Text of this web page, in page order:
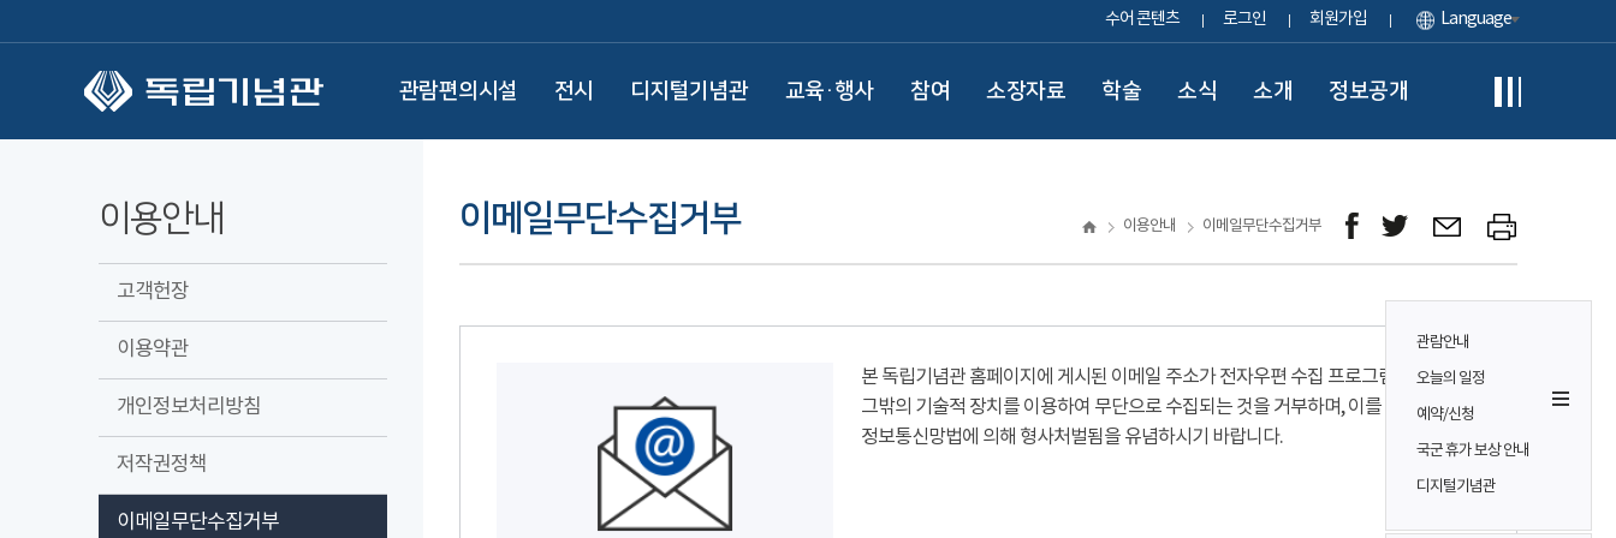
수어 콘텐츠 로그인 회원가입 Language
관람편의시설 전시 디지털기념관 교육·행사 참여 소장자료 학술 소식 소개 정보공개
관람안내
오늘의 일정
예약/신청
국군 휴가 보상 안내
디지털기념관
이용안내
고객헌장
이용약관
개인정보처리방침
저작권정책
이메일무단수집거부
이메일무단수집거부 이용안내 이메일무단수집거부
본 독립기념관 홈페이지에 게시된 이메일 주소가 전자우편 수집 프로그램이나
그밖의 기술적 장치를 이용하여 무단으로 수집되는 것을 거부하며, 이를 위반시
정보통신망법에 의해 형사처벌됨을 유념하시기 바랍니다.